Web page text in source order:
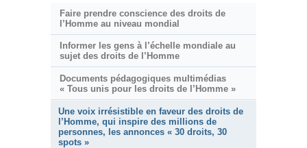
Faire prendre conscience des droits de
l’Homme au niveau mondial
Informer les gens à l’échelle mondiale au
sujet des droits de l’Homme
Documents pédagogiques multimédias
« Tous unis pour les droits de l’Homme »
Une voix irrésistible en faveur des droits de
l’Homme, qui inspire des millions de
personnes, les annonces « 30 droits, 30
spots »